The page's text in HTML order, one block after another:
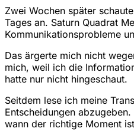
Zwei Wochen später
Tages an. Saturn Quadrat
Kommunikationsprobleme
Das ärgerte mich nicht
mich, weil ich die
hatte nur nicht hingeschaut.
Seitdem lese ich meine
Entscheidungen
wann der richtige Moment